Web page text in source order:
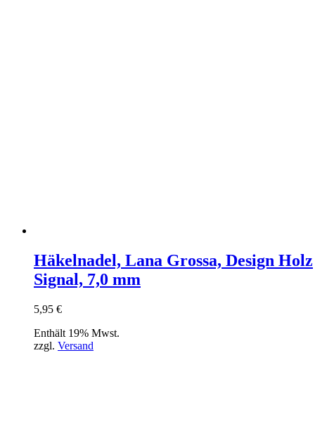
Häkelnadel, Lana Grossa, Design Holz
Signal, 7,0 mm
5,95 €
Enthält 19% Mwst.
zzgl. Versand